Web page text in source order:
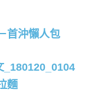
首沖懶人包
麵